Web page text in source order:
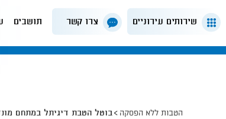
שירותים עירוניים צרו קשר תושבים
הטבות ללא הפסקה בוטל הטבת דיגיתל במתחם